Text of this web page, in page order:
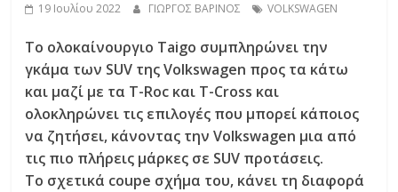
19 Ιουλίου 2022 ΓΙΩΡΓΟΣ ΒΑΡΙΝΟΣ VOLKSWAGEN
Το ολοκαίνουργιο Taigo συμπληρώνει την
γκάμα των SUV της Volkswagen προς τα κάτω
και μαζί με τα T-Roc και Τ-Cross και
ολοκληρώνει τις επιλογές που μπορεί κάποιος
να ζητήσει, κάνοντας την Volkswagen μια από
τις πιο πλήρεις μάρκες σε SUV προτάσεις.
Το σχετικά coupe σχήμα του, κάνει τη διαφορά